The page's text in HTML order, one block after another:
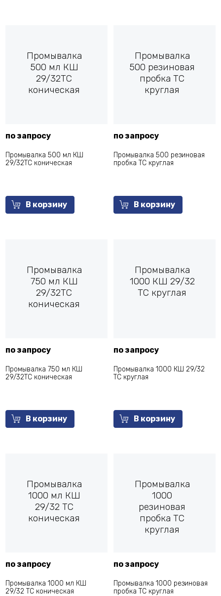
Промывалка
500 мл КШ
29/32ТС
коническая
по запросу
Промывалка 500 мл КШ
29/32ТС коническая
В корзину
Промывалка
500 резиновая
пробка ТС
круглая
по запросу
Промывалка 500 резиновая
пробка ТС круглая
В корзину
Промывалка
750 мл КШ
29/32ТС
коническая
по запросу
Промывалка 750 мл КШ
29/32ТС коническая
В корзину
Промывалка
1000 КШ 29/32
ТС круглая
по запросу
Промывалка 1000 КШ 29/32
ТС круглая
В корзину
Промывалка
1000 мл КШ
29/32 ТС
коническая
по запросу
Промывалка 1000 мл КШ
29/32 ТС коническая
Промывалка
1000
резиновая
пробка ТС
круглая
по запросу
Промывалка 1000 резиновая
пробка ТС круглая